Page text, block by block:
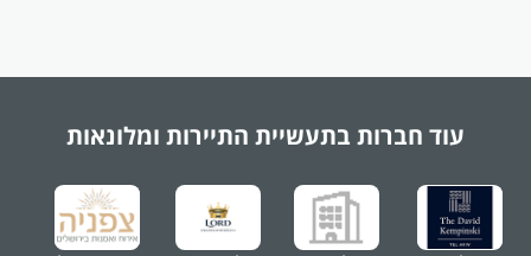
עוד חברות בתעשיית התיירות ומלונאות